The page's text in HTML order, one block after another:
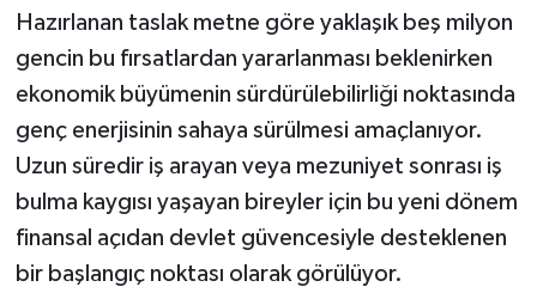
Hazırlanan taslak metne göre yaklaşık beş milyon
gencin bu fırsatlardan yararlanması beklenirken
ekonomik büyümenin sürdürülebilirliği noktasında
genç enerjisinin sahaya sürülmesi amaçlanıyor.
Uzun süredir iş arayan veya mezuniyet sonrası iş
bulma kaygısı yaşayan bireyler için bu yeni dönem
finansal açıdan devlet güvencesiyle desteklenen
bir başlangıç noktası olarak görülüyor.